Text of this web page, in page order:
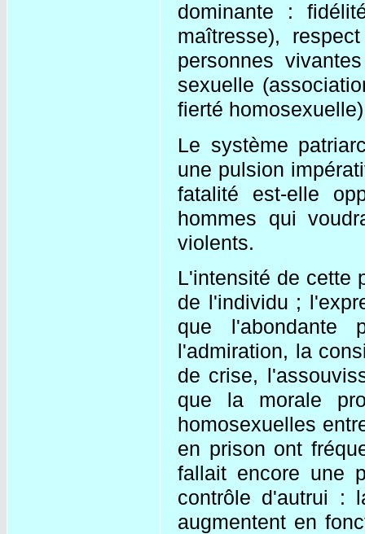
dominante :
maîtresse),
personnes
sexuelle
fierté
Le système
une pulsion
fatalité est-elle
hommes qui
violents.
L'intensité de cette
de l'individu ;
que l'abondante
l'admiration, la
de crise,
que la morale
homosexuelles
en prison ont
fallait encore une
contrôle d'autrui :
augmentent en